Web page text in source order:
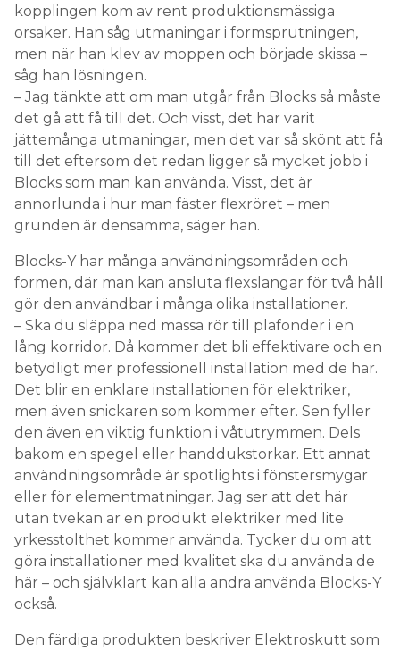
kopplingen kom av rent produktionsmässiga
orsaker. Han såg utmaningar i formsprutningen,
men när han klev av moppen och började skissa –
såg han lösningen.
– Jag tänkte att om man utgår från Blocks så måste
det gå att få till det. Och visst, det har varit
jättemånga utmaningar, men det var så skönt att få
till det eftersom det redan ligger så mycket jobb i
Blocks som man kan använda. Visst, det är
annorlunda i hur man fäster flexröret – men
grunden är densamma, säger han.
Blocks-Y har många användningsområden och
formen, där man kan ansluta flexslangar för två håll
gör den användbar i många olika installationer.
– Ska du släppa ned massa rör till plafonder i en
lång korridor. Då kommer det bli effektivare och en
betydligt mer professionell installation med de här.
Det blir en enklare installationen för elektriker,
men även snickaren som kommer efter. Sen fyller
den även en viktig funktion i våtutrymmen. Dels
bakom en spegel eller handdukstorkar. Ett annat
användningsområde är spotlights i fönstersmygar
eller för elementmatningar. Jag ser att det här
utan tvekan är en produkt elektriker med lite
yrkesstolthet kommer använda. Tycker du om att
göra installationer med kvalitet ska du använda de
här – och självklart kan alla andra använda Blocks-Y
också.
Den färdiga produkten beskriver Elektroskutt som